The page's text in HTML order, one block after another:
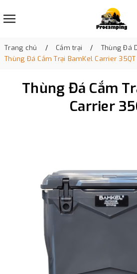
Trang chủ Cắm trại
Thùng Đá
Thùng Đá Cắm Trại BamKel Carrier 35QT
Thùng Đá Cắm
Carrier